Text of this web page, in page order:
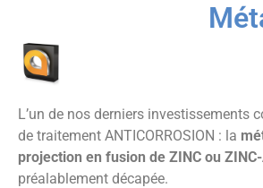
L’un de nos derniers investissements
de traitement ANTICORROSION : la
projection en fusion de ZINC ou
préalablement décapée.